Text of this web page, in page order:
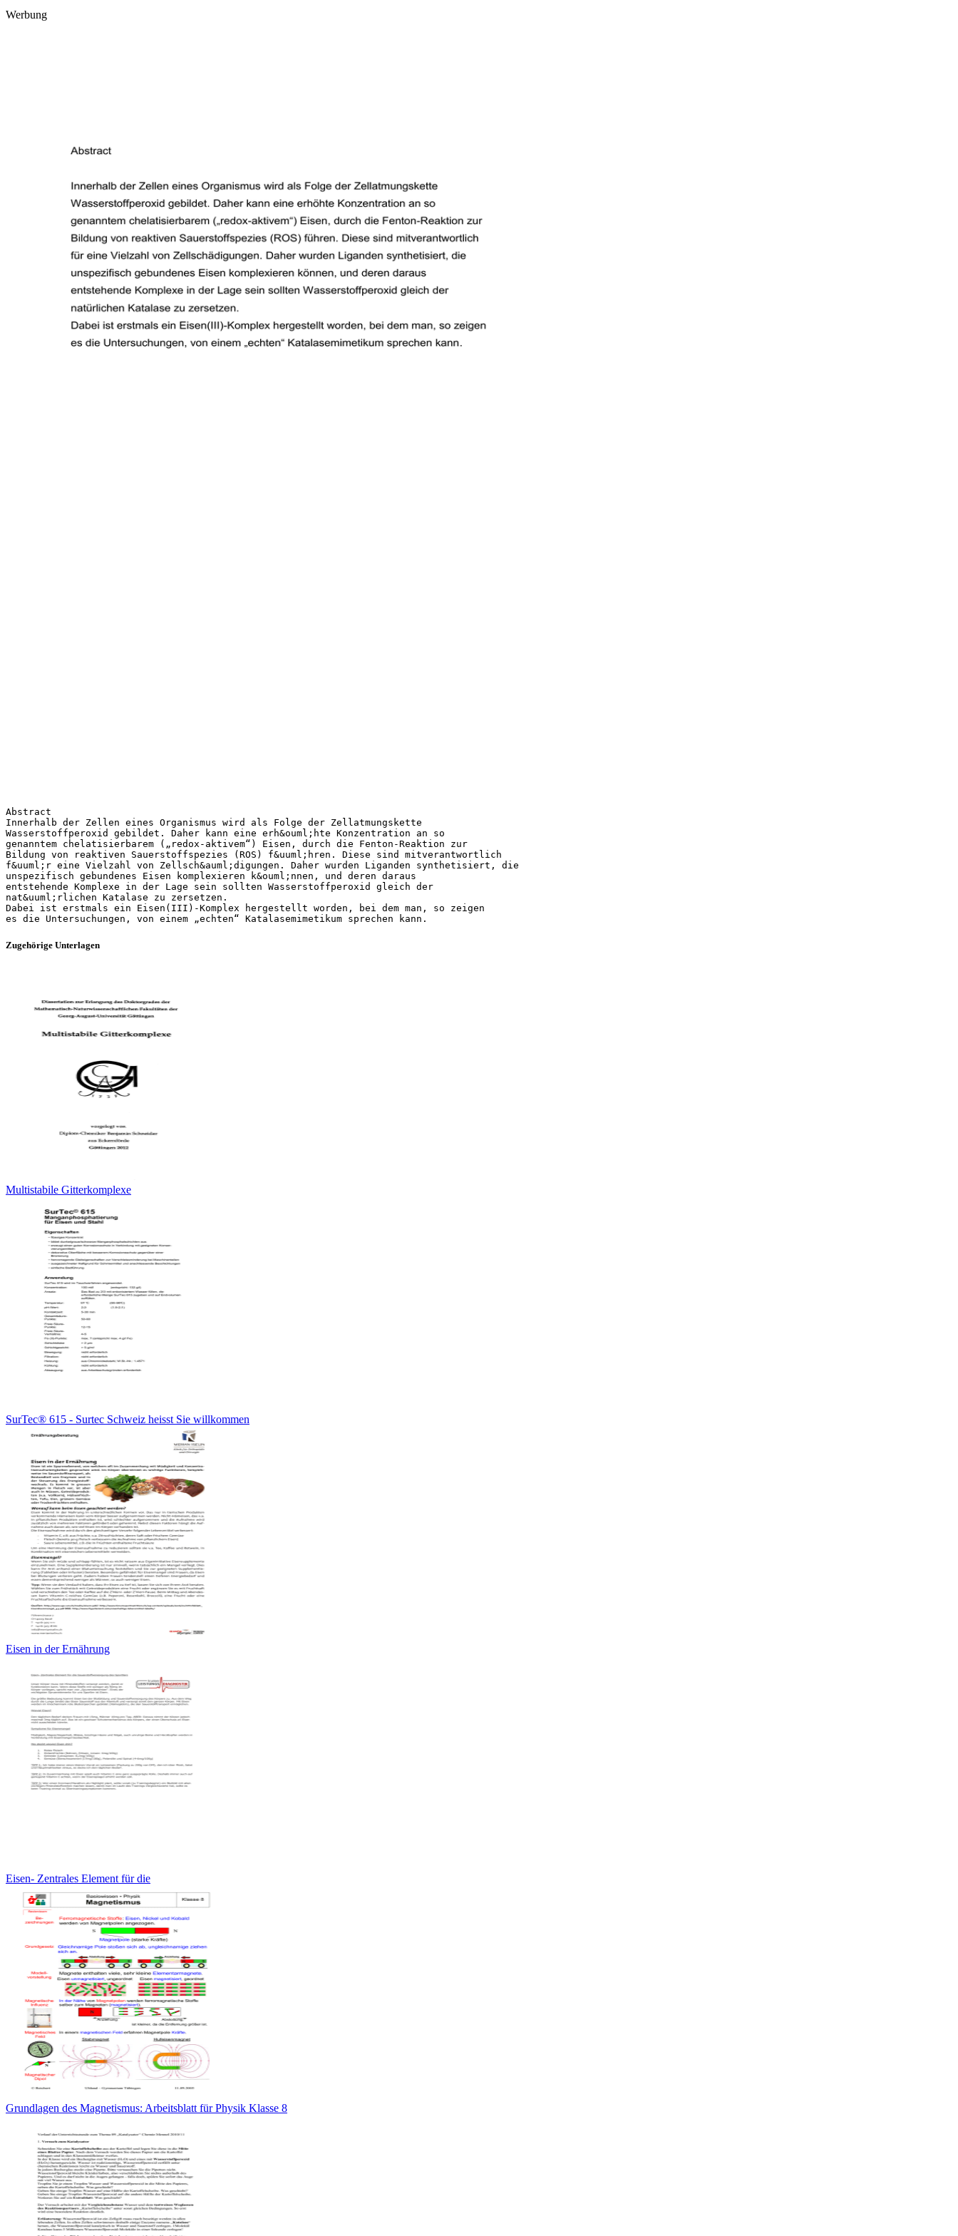
Werbung
Abstract
Innerhalb der Zellen eines Organismus wird als Folge der Zellatmungskette
Wasserstoffperoxid gebildet. Daher kann eine erh&ouml;hte Konzentration an so
genanntem chelatisierbarem („redox-aktivem“) Eisen, durch die Fenton-Reaktion zur
Bildung von reaktiven Sauerstoffspezies (ROS) f&uuml;hren. Diese sind mitverantwortlich
f&uuml;r eine Vielzahl von Zellsch&auml;digungen. Daher wurden Liganden synthetisiert, die
unspezifisch gebundenes Eisen komplexieren k&ouml;nnen, und deren daraus
entstehende Komplexe in der Lage sein sollten Wasserstoffperoxid gleich der
nat&uuml;rlichen Katalase zu zersetzen.
Dabei ist erstmals ein Eisen(III)-Komplex hergestellt worden, bei dem man, so zeigen
Zugehörige Unterlagen
Multistabile Gitterkomplexe
SurTec® 615 - Surtec Schweiz heisst Sie willkommen
Eisen in der Ernährung
Eisen- Zentrales Element für die
Grundlagen des Magnetismus: Arbeitsblatt für Physik Klasse 8